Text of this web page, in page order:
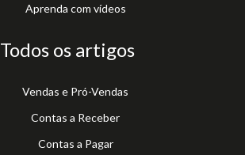
Aprenda com vídeos
Todos os artigos
Vendas e Pró-Vendas
Contas a Receber
Contas a Pagar